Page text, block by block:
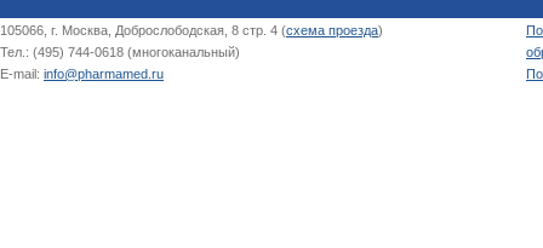
105066, г. Москва, Доброслободская, 8 стр. 4 (схема проезда)
Тел.: (495) 744-0618 (многоканальный)
E-mail: info@pharmamed.ru